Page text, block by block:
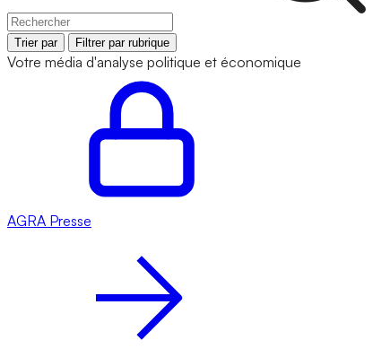
Trier par Filtrer par rubrique
Votre média d'analyse politique et économique
AGRA Presse